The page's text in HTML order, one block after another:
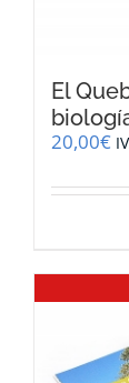
El
20,00€